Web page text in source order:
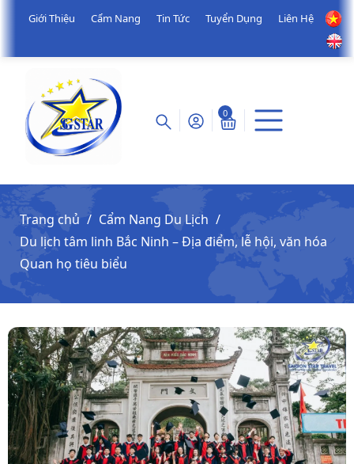
Giới Thiệu Cẩm Nang Tin Tức Tuyển Dụng Liên Hệ
0
Trang chủ
Cẩm Nang Du Lịch
Du lịch tâm linh Bắc Ninh – Địa điểm, lễ hội, văn hóa
Quan họ tiêu biểu